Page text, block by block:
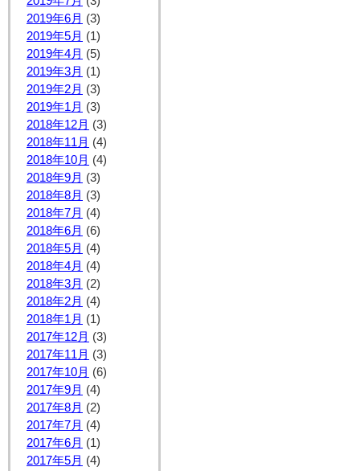
2019年6月 (3)
2019年5月 (1)
2019年4月 (5)
2019年3月 (1)
2019年2月 (3)
2019年1月 (3)
2018年12月 (3)
2018年11月 (4)
2018年10月 (4)
2018年9月 (3)
2018年8月 (3)
2018年7月 (4)
2018年6月 (6)
2018年5月 (4)
2018年4月 (4)
2018年3月 (2)
2018年2月 (4)
2018年1月 (1)
2017年12月 (3)
2017年11月 (3)
2017年10月 (6)
2017年9月 (4)
2017年8月 (2)
2017年7月 (4)
2017年6月 (1)
2017年5月 (4)